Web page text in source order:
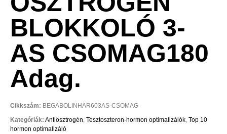
BLOKKOLÓ 3-
AS CSOMAG180
Adag.
Cikkszám: BEGABOLINHAR603AS-CSOMAG
Kategóriák: Antiösztrogén, Tesztoszteron-hormon optimalizálók, Top 10
hormon optimalizáló